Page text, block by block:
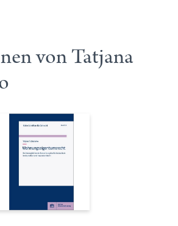
von Tatjana